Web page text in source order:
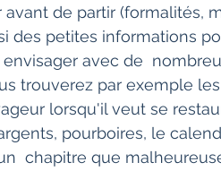
de partir (formalités,
des petites informations
avec de
trouverez par exemple
lorsqu'il veut se
pourboires, le
chapitre que